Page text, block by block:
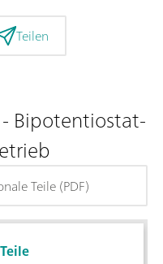
Teilen
- Bipotentiostat-
Teile (PDF)